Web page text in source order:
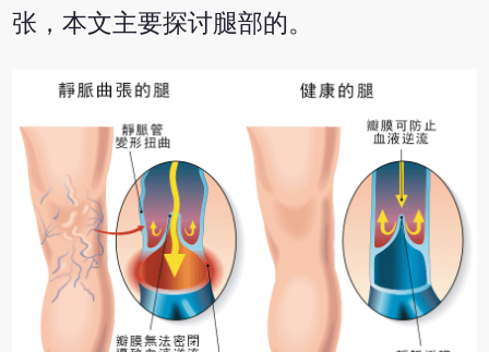
张，本文主要探讨腿部的。